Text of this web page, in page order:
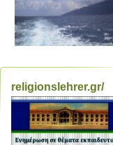
religionslehrer.gr/